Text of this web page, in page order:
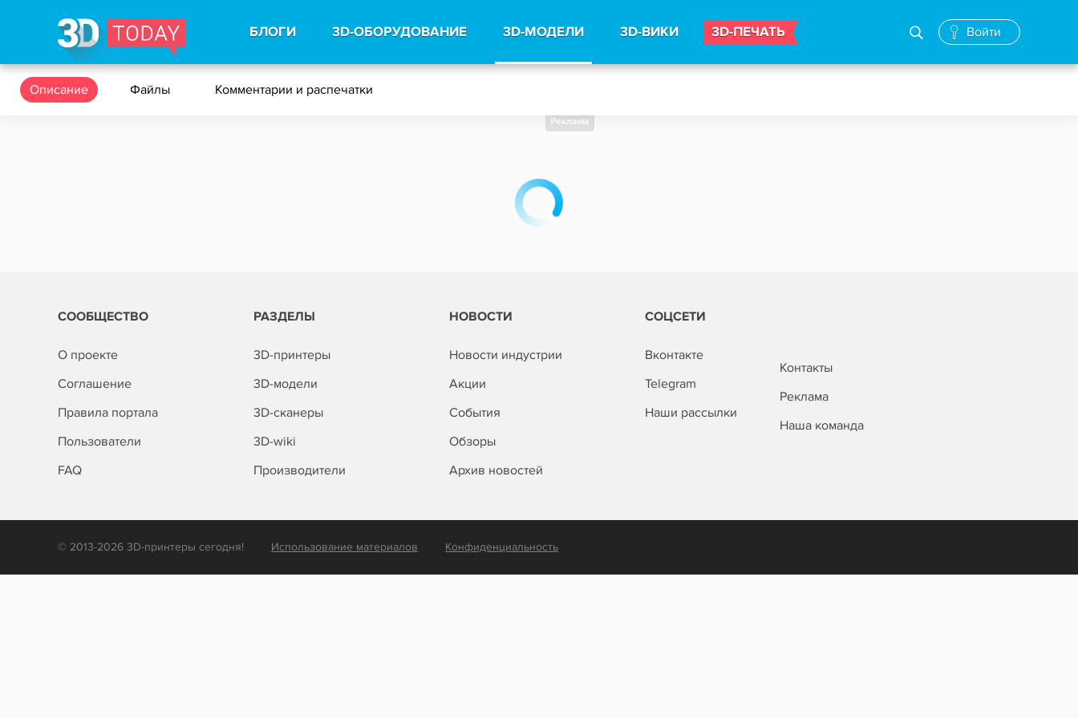
БЛОГИ 3D-ОБОРУДОВАНИЕ 3D-МОДЕЛИ 3D-ВИКИ 3D-ПЕЧАТЬ Войти
Описание Файлы Комментарии и распечатки
Реклама
СООБЩЕСТВО
О проекте
Соглашение
Правила портала
Пользователи
FAQ
РАЗДЕЛЫ
3D-принтеры
3D-модели
3D-сканеры
3D-wiki
Производители
НОВОСТИ
Новости индустрии
Акции
События
Обзоры
Архив новостей
СОЦСЕТИ
Вконтакте
Telegram
Наши рассылки
Контакты
Реклама
Наша команда
© 2013-2026 3D-принтеры сегодня! Использование материалов Конфиденциальность